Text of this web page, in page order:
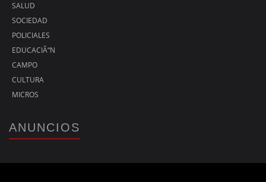
SALUD
SOCIEDAD
POLICIALES
EDUCACIÃ“N
CAMPO
CULTURA
MICROS
ANUNCIOS